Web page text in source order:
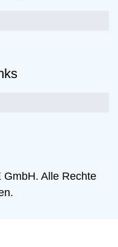
Alle Rechte